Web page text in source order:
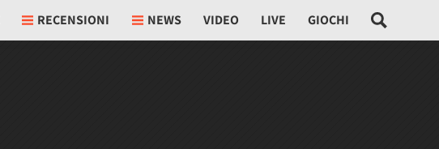
RECENSIONI NEWS VIDEO LIVE GIOCHI